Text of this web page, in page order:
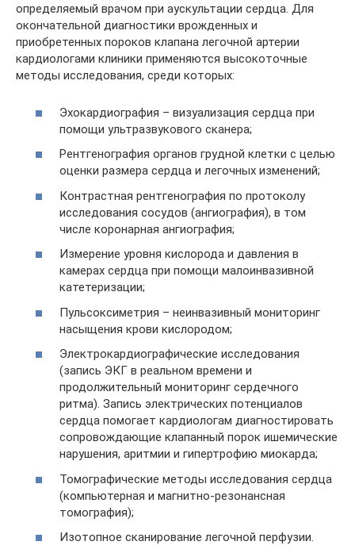
определяемый врачом при аускультации сердца. Для
окончательной диагностики врожденных и
приобретенных пороков клапана легочной артерии
кардиологами клиники применяются высокоточные
методы исследования, среди которых:
Эхокардиография – визуализация сердца при
помощи ультразвукового сканера;
Рентгенография органов грудной клетки с целью
оценки размера сердца и легочных изменений;
Контрастная рентгенография по протоколу
исследования сосудов (ангиография), в том
числе коронарная ангиография;
Измерение уровня кислорода и давления в
камерах сердца при помощи малоинвазивной
катетеризации;
Пульсоксиметрия – неинвазивный мониторинг
насыщения крови кислородом;
Электрокардиографические исследования
(запись ЭКГ в реальном времени и
продолжительный мониторинг сердечного
ритма). Запись электрических потенциалов
сердца помогает кардиологам диагностировать
сопровождающие клапанный порок ишемические
нарушения, аритмии и гипертрофию миокарда;
Томографические методы исследования сердца
(компьютерная и магнитно-резонансная
томография);
Изотопное сканирование легочной перфузии.